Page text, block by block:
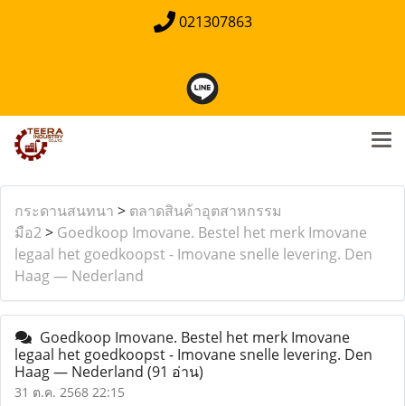
021307863
กระดานสนทนา > ตลาดสินค้าอุตสาหกรรม
มือ2> Goedkoop Imovane. Bestel het merk Imovane
legaal het goedkoopst - Imovane snelle levering. Den
Haag — Nederland
Goedkoop Imovane. Bestel het merk Imovane
legaal het goedkoopst - Imovane snelle levering. Den
Haag — Nederland (91 อ่าน)
31 ต.ค. 2568 22:15